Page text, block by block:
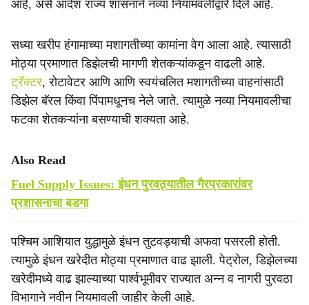
आहे, असे आदेश राज्य शासनाने नव्या नियामवलीद्वारे दिले आहे.
सध्या खरीप हंगामाच्या मशागतीच्या कामांना वेग आला आहे. त्यासाठी
मोठ्या प्रमाणात डिझेलची मागणी शेतकऱ्यांकडून वाढली आहे.
ट्रॅक्टर, रोटावेटर आणि आणि स्वयंचलित मशागतीच्या वाहनांसाठी
डिझेल बॅरल किंवा पिंपामधूनच नेले जाते. त्यामुळे नव्या नियमावलीचा
फटका शेतकऱ्यांना बसण्याची शक्यता आहे.
Also Read
Fuel Supply Issues: इंधन पुरवठ्यातील गैरप्रकारांवर
प्रशासनाचा बडगा
पश्चिम आशियात युद्धामुळे इंधन तुटवड्याची अफवा पसरली होती.
त्यामुळे इंधन खरेदीत मोठ्या प्रमाणात वाढ झाली. पेट्रोल, डिझेलच्या
खरेदीमध्ये वाढ झाल्याच्या पार्श्वभूमीवर राज्यात अन्न व नागरी पुरवठा
विभागाने नवीन नियमावली जाहीर केली आहे.